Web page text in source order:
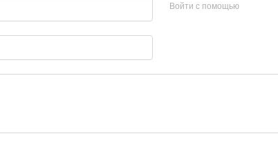
Войти с помощью